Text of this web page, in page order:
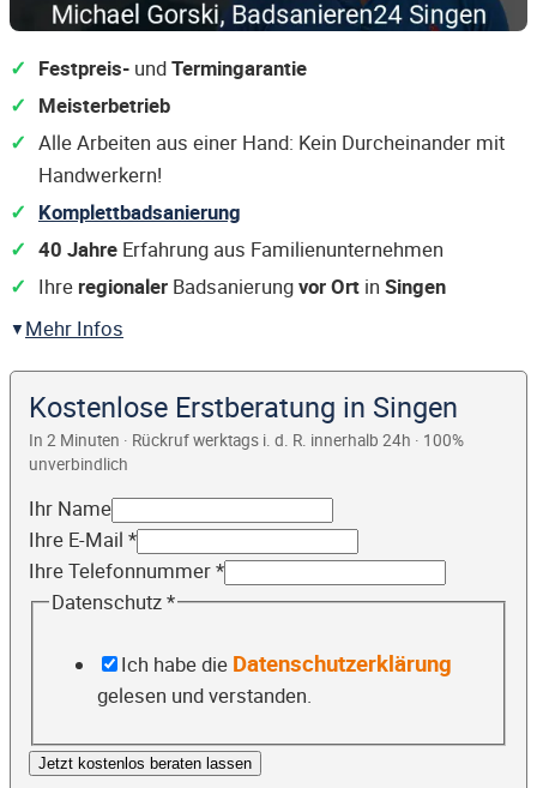
Festpreis- undTermingarantie
Meisterbetrieb
Alle Arbeiten aus einer Hand: Kein Durcheinander mit
Handwerkern!
Komplettbadsanierung
40 Jahre Erfahrung aus Familienunternehmen
Ihre regionaler Badsanierungvor Ort in Singen
Mehr Infos
Kostenlose Erstberatung in Singen
In 2 Minuten · Rückruf werktags i. d. R. innerhalb 24h · 100%
unverbindlich
Ihr Name
Ihre E-Mail *
Ihre Telefonnummer*
Datenschutz*
Ich habe die Datenschutzerklärung
gelesen und verstanden.
Jetzt kostenlos beraten lassen